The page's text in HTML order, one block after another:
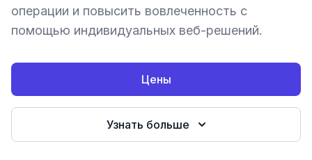
операции и повысить вовлеченность с
помощью индивидуальных веб-решений.
Цены
Узнать больше